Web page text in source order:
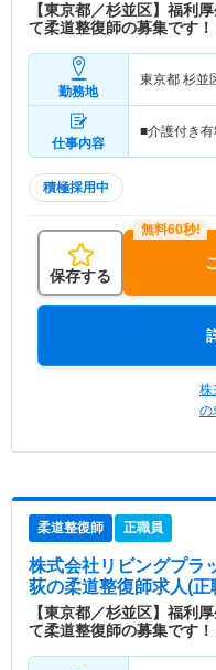
【東京都／杉並区】福利
て柔道整復師の募集です！
勤務地
東京都 杉並
仕事内容
■介護付き
積極採用中
保存する
株
の
柔道整復師 正職員
株式会社リビングプラ
荻の柔道整復師求人(正
【東京都／杉並区】福利
て柔道整復師の募集です！